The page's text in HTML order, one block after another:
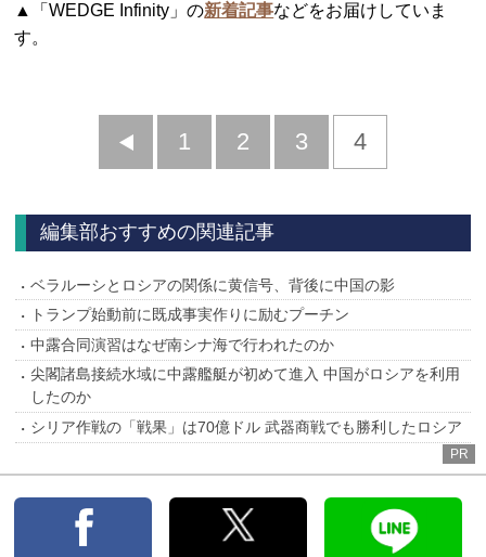
▲「WEDGE Infinity」の新着記事などをお届けしていま
す。
前
1 2 3 4
編集部おすすめの関連記事
ベラルーシとロシアの関係に黄信号、背後に中国の影
トランプ始動前に既成事実作りに励むプーチン
中露合同演習はなぜ南シナ海で行われたのか
尖閣諸島接続水域に中露艦艇が初めて進入 中国がロシアを利用
したのか
シリア作戦の「戦果」は70億ドル 武器商戦でも勝利したロシア
PR